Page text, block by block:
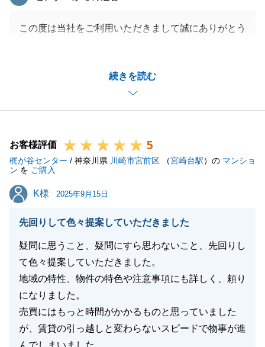
続きを読む
この度は当社をご利用いただきまして誠にありがとう
だき、その後のお手続きも滞りなくご対応いただきま
して無事にお引渡しさせていただくことができまし
た。
ております。
また何かございましたらお気軽にご相談くださいま
せ。
今後とも、何卒宜しくお願いいたします。
閉じる
お客様評価 5
梶が谷センター / 神奈川県 川崎市宮前区 （宮崎台駅）の マンショ
ン を ご購入
K様
K様 2025年9月15日
先回りして色々提案していただきました
疑問に思うこと、疑問にすら思わないこと、先回りし
て色々提案していただきました。
地域の特性、物件の特色や注意事項にも詳しく、頼り
になりました。
売買にはもっと時間がかかるものと思っていました
が、賃貸の引っ越しと変わらないスピードで物事が進
んでしまいました。